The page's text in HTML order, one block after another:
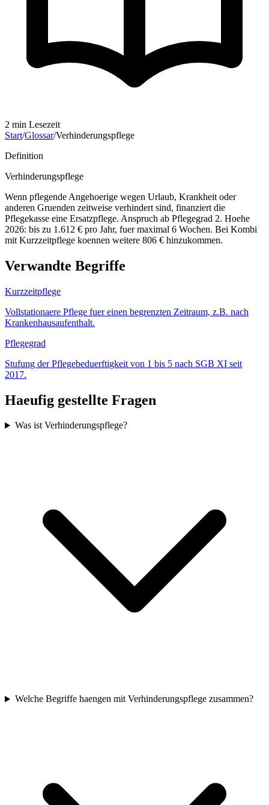
2 min Lesezeit
Start/Glossar/Verhinderungspflege
Definition
Verhinderungspflege
Wenn pflegende Angehoerige wegen Urlaub, Krankheit oder
anderen Gruenden zeitweise verhindert sind, finanziert die
Pflegekasse eine Ersatzpflege. Anspruch ab Pflegegrad 2. Hoehe
2026: bis zu 1.612 € pro Jahr, fuer maximal 6 Wochen. Bei Kombi
mit Kurzzeitpflege koennen weitere 806 € hinzukommen.
Verwandte Begriffe
Kurzzeitpflege
Vollstationaere Pflege fuer einen begrenzten Zeitraum, z.B. nach
Krankenhausaufenthalt.
Pflegegrad
Stufung der Pflegebeduerftigkeit von 1 bis 5 nach SGB XI seit
2017.
Haeufig gestellte Fragen
Was ist Verhinderungspflege?
Welche Begriffe haengen mit Verhinderungspflege zusammen?